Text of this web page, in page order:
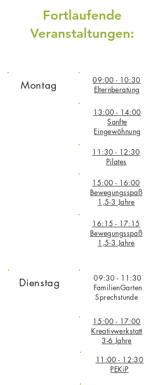
Fortlaufende
Veranstaltungen:
Montag
09:00 - 10:30
Elternberatung
13:00 - 14:00
Sanfte
Eingewöhnung
11:30 - 12:30
Pilates
15:00 - 16:00
Bewegungsspaß
1,5-3 Jahre
16:15 - 17:15
Bewegungsspaß
1,5-3 Jahre
Dienstag
09:30 - 11:30
FamilienGarten
Sprechstunde
15:00 - 17:00
Kreativwerkstatt
3-6 Jahre
11:00 - 12:30
PEKiP